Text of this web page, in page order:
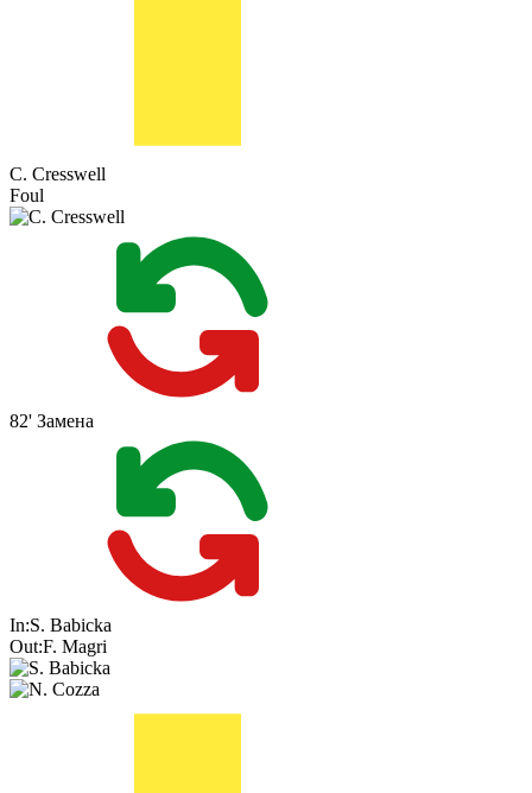
C. Cresswell
Foul
82' Замена
In:S. Babicka
Out:F. Magri